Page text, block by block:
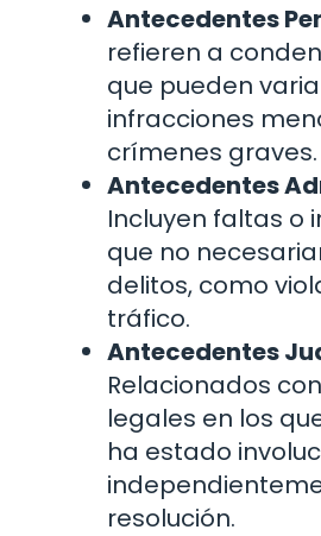
Antecedentes
refieren a
que pueden
infracciones
crímenes graves.
Antecedentes
Incluyen faltas o
que no
delitos, como
tráfico.
Antecedentes
Relacionados
legales en los
ha estado
resolución.